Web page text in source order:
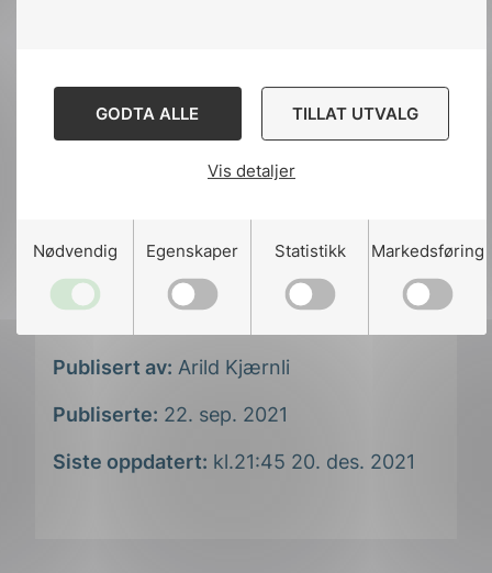
GODTA ALLE TILLAT UTVALG
Vis detaljer
Nødvendig Egenskaper Statistikk Markedsføring
Tommy Lundekvam
+47 908 68 560 Send e-post
Publisert av: Arild Kjærnli
Publiserte: 22. sep. 2021
Siste oppdatert: kl.21:45 20. des. 2021